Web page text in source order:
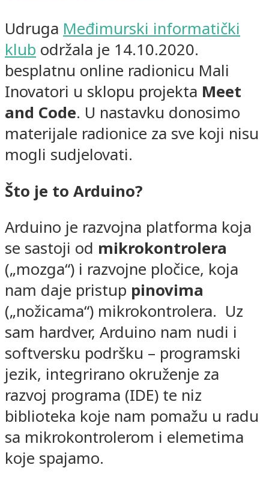
Udruga Međimurski informatički
klub održala je 14.10.2020.
besplatnu online radionicu Mali
Inovatori u sklopu projekta Meet
and Code. U nastavku donosimo
materijale radionice za sve koji nisu
mogli sudjelovati.
Što je to Arduino?
Arduino je razvojna platforma koja
se sastoji od mikrokontrolera
(„mozga“) i razvojne pločice, koja
nam daje pristup pinovima
(„nožicama“) mikrokontrolera. Uz
sam hardver, Arduino nam nudi i
softversku podršku – programski
jezik, integrirano okruženje za
razvoj programa (IDE) te niz
biblioteka koje nam pomažu u radu
sa mikrokontrolerom i elemetima
koje spajamo.